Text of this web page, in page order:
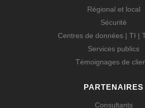
Régional et local
Sécurité
Centres de données | TI |
Services publics
Témoignages de
PARTENAIRES
Consultants